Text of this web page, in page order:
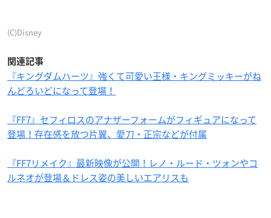
(C)Disney
関連記事
『キングダムハーツ』強くて可愛い王様・キングミッキーがね
んどろいどになって登場！
『FF7』セフィロスのアナザーフォームがフィギュアになって
登場！存在感を放つ片翼、愛刀・正宗などが付属
『FF7リメイク』最新映像が公開！レノ・ルード・ツォンやコ
ルネオが登場＆ドレス姿の美しいエアリスも